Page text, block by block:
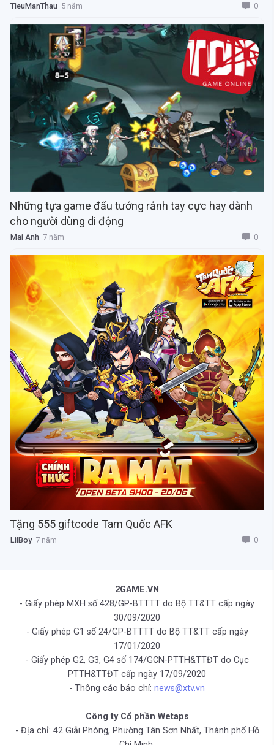
TieuManThau 5 năm 0
Những tựa game đấu tướng rảnh tay cực hay dành
cho người dùng di động
Mai Anh 7 năm 0
Tặng 555 giftcode Tam Quốc AFK
LilBoy7 năm 0
2GAME.VN
- Giấy phép MXH số 428/GP-BTTTT do Bộ TT&TT cấp ngày
30/09/2020
- Giấy phép G1 số 24/GP-BTTTT do Bộ TT&TT cấp ngày
17/01/2020
- Giấy phép G2, G3, G4 số 174/GCN-PTTH&TTĐT do Cục
PTTH&TTĐT cấp ngày 17/09/2020
- Thông cáo báo chí: news@xtv.vn
Công ty Cổ phần Wetaps
- Địa chỉ: 42 Giải Phóng, Phường Tân Sơn Nhất, Thành phố Hồ